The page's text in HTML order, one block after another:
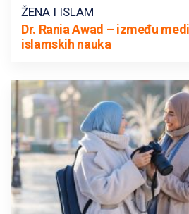
ŽENA I ISLAM
Dr. Rania Awad – između
islamskih nauka